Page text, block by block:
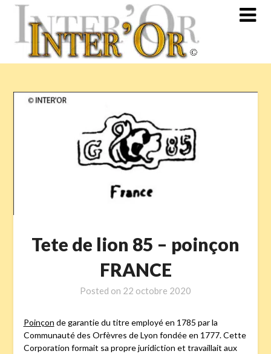
Skip
content
Tete de lion 85 – poinçon
FRANCE
Posted on 22 octobre 2020
Poinçon de garantie du titre employé en 1785 par la
Communauté des Orfèvres de Lyon fondée en 1777. Cette
Corporation formait sa propre juridiction et travaillait aux